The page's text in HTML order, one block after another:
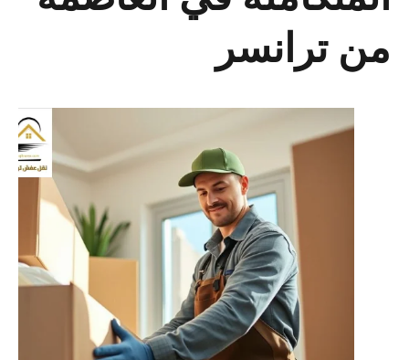
من ترانسر